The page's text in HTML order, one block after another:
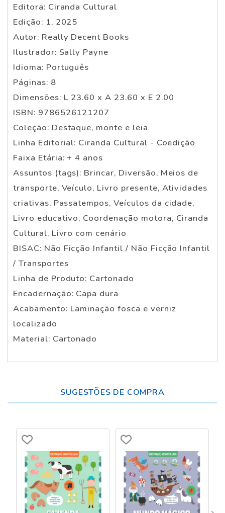
Editora: Ciranda Cultural
Edição: 1, 2025
Autor: Really Decent Books
Ilustrador: Sally Payne
Idioma: Português
Páginas: 8
Dimensões: L 23.60 x A 23.60 x E 2.00
ISBN: 9786526121207
Coleção: Destaque, monte e leia
Linha Editorial: Ciranda Cultural - Coedição
Faixa Etária: + 4 anos
Assuntos (tags): Brincar, Diversão, Meios de
transporte, Veículo, Livro presente, Atividades
criativas, Passatempos, Veículos da cidade,
Livro educativo, Coordenação motora, Ciranda
Cultural, Livro com cenário
BISAC: Não Ficção Infantil / Não Ficção Infantil
/ Transportes
Linha de Produto: Cartonado
Encadernação: Capa dura
Acabamento: Laminação fosca e verniz
localizado
Material: Cartonado
SUGESTÕES DE COMPRA